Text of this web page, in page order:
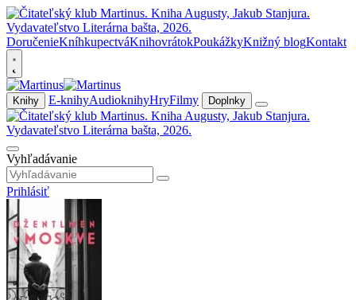
DoručenieKníhkupectváKnihovrátokPoukážkyKnižný blogKontakt
Knihy E-knihyAudioknihyHryFilmy Doplnky
Vyhľadávanie
Prihlásiť